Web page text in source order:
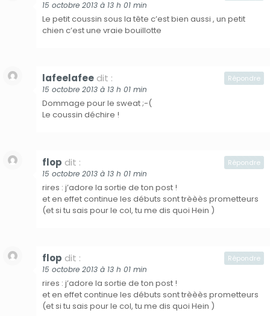
15 octobre 2013 à 13 h 01 min
Le petit coussin sous la tête c’est bien aussi , un petit
chien c’est une vraie bouillotte
lafeelafee dit :
15 octobre 2013 à 13 h 01 min
Dommage pour le sweat ;-(
Le coussin déchire !
Répondre
flop dit :
15 octobre 2013 à 13 h 01 min
rires : j’adore la sortie de ton post !
et en effet continue les débuts sont trèèès prometteurs
(et si tu sais pour le col, tu me dis quoi Hein )
Répondre
flop dit :
15 octobre 2013 à 13 h 01 min
rires : j’adore la sortie de ton post !
et en effet continue les débuts sont trèèès prometteurs
(et si tu sais pour le col, tu me dis quoi Hein )
Répondre